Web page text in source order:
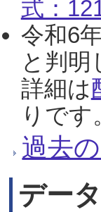
式：
令和6
と判
詳細は
りです
過去
デー